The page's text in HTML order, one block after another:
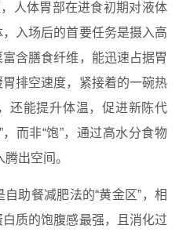
人体胃部在进食初期对液体
入场后的首要任务是摄入高
含膳食纤维，能迅速占据胃
排空速度，紧接着的一碗热
还能提升体温，促进新陈代
而非“饱”，通过高水分食物
出空间。
助餐减肥法的“黄金区”，相
质的饱腹感最强，且消化过